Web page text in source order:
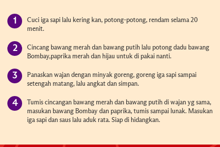
Cuci iga sapi lalu kering kan, potong-potong, rendam selama 20
menit.
Cincang bawang merah dan bawang putih lalu potong dadu bawang
Bombay,paprika merah dan hijau untuk di pakai nanti.
Panaskan wajan dengan minyak goreng, goreng iga sapi sampai
setengah matang, lalu angkat dan simpan.
Tumis cincangan bawang merah dan bawang putih di wajan yg sama,
masukan bawang Bombay dan paprika, tumis sampai lunak. Masukan
iga sapi dan saus lalu aduk rata. Siap di hidangkan.